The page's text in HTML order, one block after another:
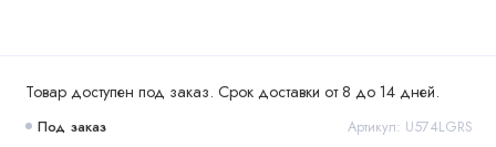
Товар доступен под заказ. Срок доставки от 8 до 14 дней.
Под заказ Артикул: U574LGRS